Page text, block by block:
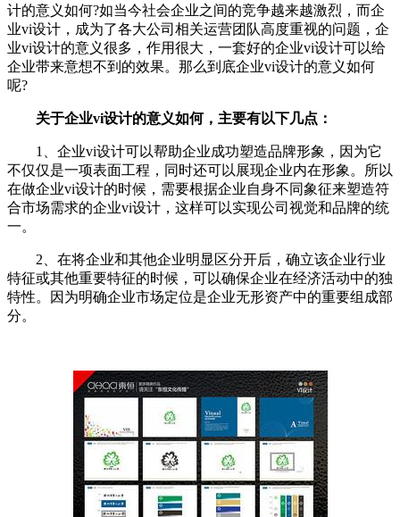
计的意义如何?如当今社会企业之间的竞争越来越激烈，而企
业vi设计，成为了各大公司相关运营团队高度重视的问题，企
业vi设计的意义很多，作用很大，一套好的企业vi设计可以给
企业带来意想不到的效果。那么到底企业vi设计的意义如何
呢?
关于企业vi设计的意义如何，主要有以下几点：
1、企业vi设计可以帮助企业成功塑造品牌形象，因为它
不仅仅是一项表面工程，同时还可以展现企业内在形象。所以
在做企业vi设计的时候，需要根据企业自身不同象征来塑造符
合市场需求的企业vi设计，这样可以实现公司视觉和品牌的统
一。
2、在将企业和其他企业明显区分开后，确立该企业行业
特征或其他重要特征的时候，可以确保企业在经济活动中的独
特性。因为明确企业市场定位是企业无形资产中的重要组成部
分。